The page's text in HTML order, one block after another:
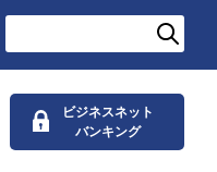
ビジネスネット
バンキング